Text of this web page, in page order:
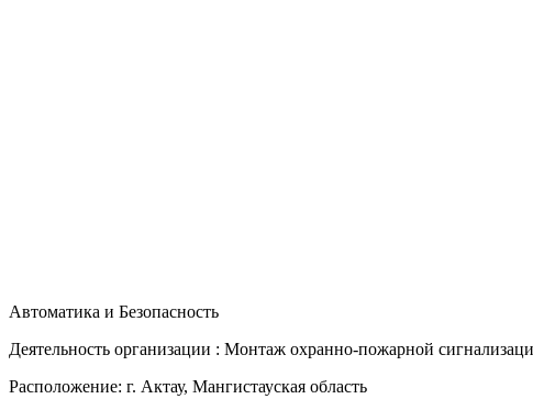
Автоматика и Безопасность
Деятельность организации : Монтаж охранно-пожарной
Расположение: г. Актау, Мангистауская область